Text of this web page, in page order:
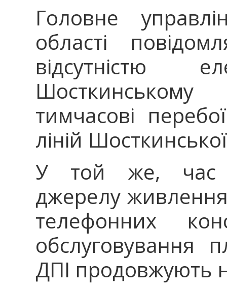
Головне
області
відсутністю
тимчасові
ліній
У той же, час
джерелу живлення,
телефонних
обслуговування
ДПІ продовжують